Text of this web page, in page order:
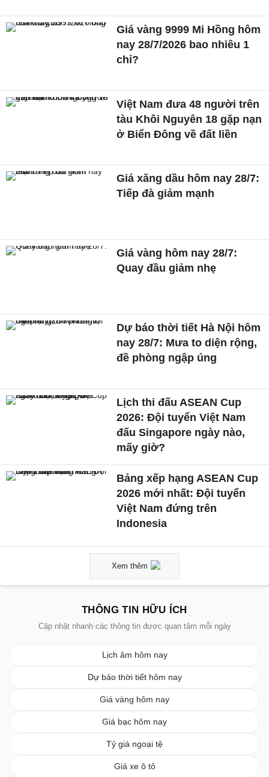
Giá vàng 9999 Mi Hồng hôm
nay 28/7/2026 bao nhiêu 1
chỉ?
Việt Nam đưa 48 người trên
tàu Khôi Nguyên 18 gặp nạn
ở Biển Đông về đất liền
Giá xăng dầu hôm nay 28/7:
Tiếp đà giảm mạnh
Giá vàng hôm nay 28/7:
Quay đầu giảm nhẹ
Dự báo thời tiết Hà Nội hôm
nay 28/7: Mưa to diện rộng,
đề phòng ngập úng
Lịch thi đấu ASEAN Cup
2026: Đội tuyển Việt Nam
đấu Singapore ngày nào,
mấy giờ?
Bảng xếp hạng ASEAN Cup
2026 mới nhất: Đội tuyển
Việt Nam đứng trên
Indonesia
Xem thêm
THÔNG TIN HỮU ÍCH
Cập nhật nhanh các thông tin được quan tâm mỗi ngày
Lịch âm hôm nay
Dự báo thời tiết hôm nay
Giá vàng hôm nay
Giá bạc hôm nay
Tỷ giá ngoại tệ
Giá xe ô tô